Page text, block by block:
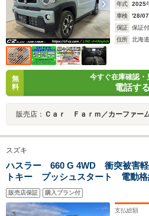
年式 2025
車検
'28/07
保証
保証付
住所
北海
無
料
今すぐ在庫確認・
電話する
販売店： Ｃａｒ Ｆａｒｍ／カーファー
スズキ
ハスラー 660 G 4WD 衝突被害
トキー プッシュスタート 電動
ングストップ オートエアコン シ
ップコントロール ヒルディセント
販売店保証 購入プラン付
支払総額